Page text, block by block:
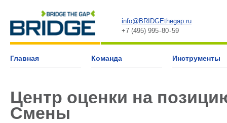
info@BRIDGEthegap.ru
+7 (495) 995 - 80 - 59
Главная Команда Инструменты
Центр оценки на
Смены